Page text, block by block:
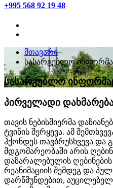
+995 568 92 19 48
მთავარი
სასარგებლო
სასარგებლო
პირველადი
თავის ნებისმიერმა
ტვინის შერყევა. ამ
ჰქონდეს თავბრუსხვევა და
მდგომარეობაში არის
დაზარალებულის
რეანიმაციის შემდეგ და
დარწმუნდებით,